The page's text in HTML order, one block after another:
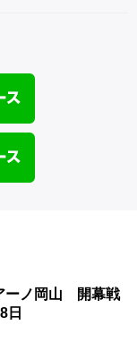
ーノ岡山 開幕戦
日